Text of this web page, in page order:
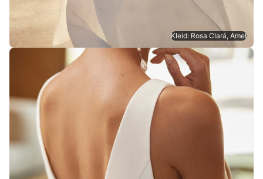
Kleid: Rosa Clará, Amel